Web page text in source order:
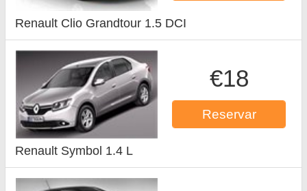
Renault Clio Grandtour 1.5 DCI
€18
Reservar
Renault Symbol 1.4 L